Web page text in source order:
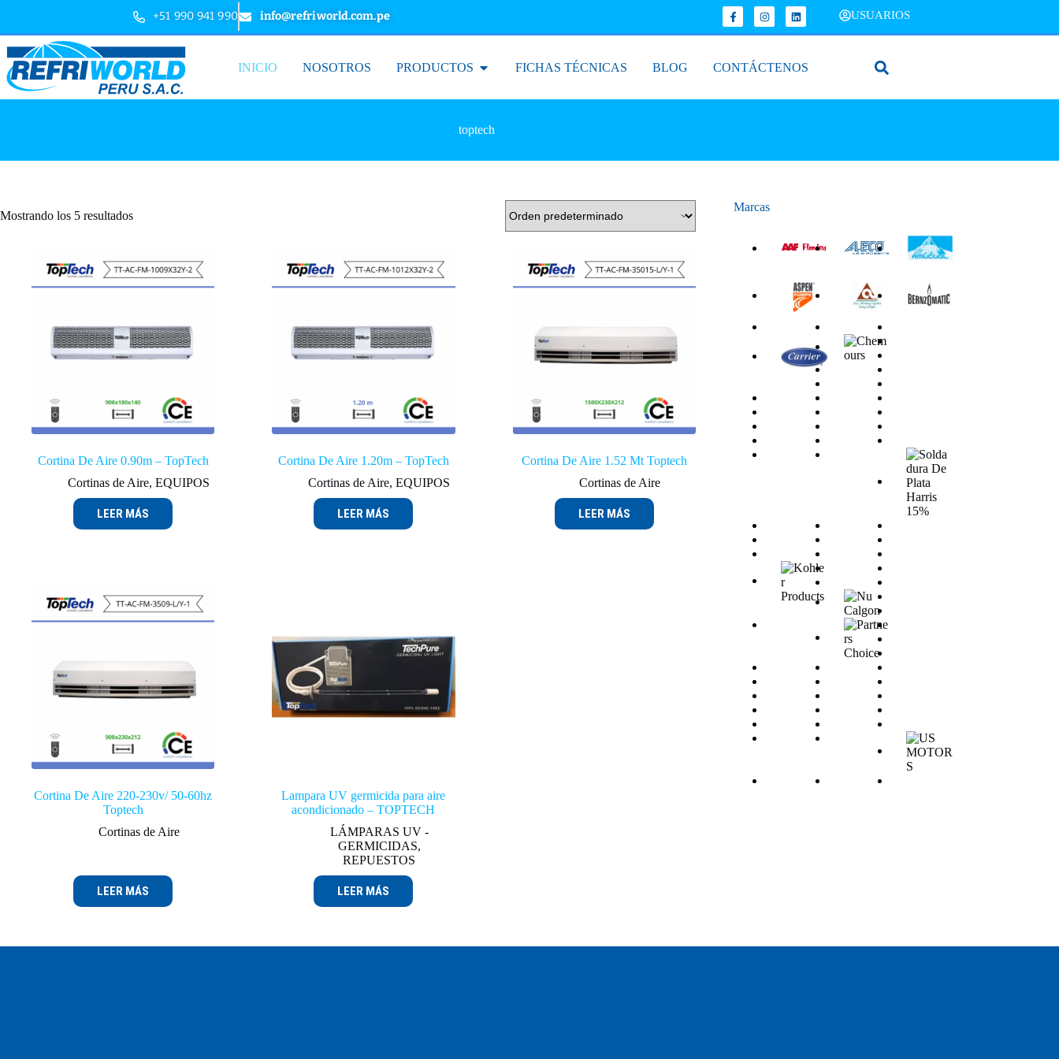
+51 990 941 990 info@refriworld.com.pe USUARIOS
INICIO NOSOTROS PRODUCTOS FICHAS TÉCNICAS BLOG CONTÁCTENOS
toptech
Mostrando los 5 resultados
Cortina De Aire 0.90m – TopTech
Cortinas de Aire,EQUIPOS
LEER MÁS
Cortina De Aire 1.20m – TopTech
Cortinas de Aire,EQUIPOS
LEER MÁS
Cortina De Aire 1.52 Mt Toptech
Cortinas de Aire
LEER MÁS
Cortina De Aire 220-230v/ 50-60hz
Toptech
Cortinas de Aire
LEER MÁS
Lampara UV germicida para aire
acondicionado – TOPTECH
LÁMPARAS UV -
GERMICIDAS,
REPUESTOS
LEER MÁS
Marcas